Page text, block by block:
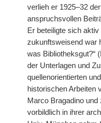
verlieh er 1925–32
anspruchsvollen
Er beteiligte sich aktiv
zukunftsweisend war
was Bibliotheksgut?“
der Unterlagen und
quellenorientierten
historischen Arbeiten
Marco Bragadino und
vorbildlich in ihrer